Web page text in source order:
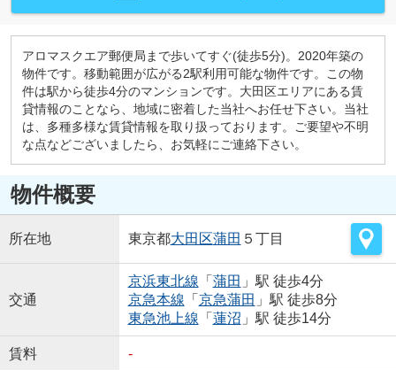
アロマスクエア郵便局まで歩いてすぐ(徒歩5分)。2020年築の
物件です。移動範囲が広がる2駅利用可能な物件です。この物
件は駅から徒歩4分のマンションです。大田区エリアにある賃
貸情報のことなら、地域に密着した当社へお任せ下さい。当社
は、多種多様な賃貸情報を取り扱っております。ご要望や不明
な点などございましたら、お気軽にご連絡下さい。
物件概要
所在地 東京都大田区蒲田 ５丁目
交通
京浜東北線 「 蒲田 」駅 徒歩4分
京急本線 「 京急蒲田 」駅 徒歩8分
東急池上線 「 蓮沼 」駅 徒歩14分
賃料 -